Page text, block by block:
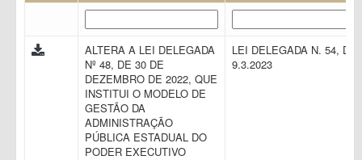
ALTERA A LEI DELEGADA
Nº 48, DE 30 DE
DEZEMBRO DE 2022, QUE
INSTITUI O MODELO DE
GESTÃO DA
ADMINISTRAÇÃO
PÚBLICA ESTADUAL DO
PODER EXECUTIVO
LEI DELEGADA N. 54, DE
9.3.2023